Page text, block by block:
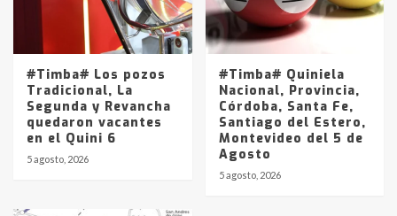
#Timba# Los pozos
Tradicional, La
Segunda y Revancha
quedaron vacantes
en el Quini 6
5 agosto, 2026
#Timba# Quiniela
Nacional, Provincia,
Córdoba, Santa Fe,
Santiago del Estero,
Montevideo del 5 de
Agosto
5 agosto, 2026